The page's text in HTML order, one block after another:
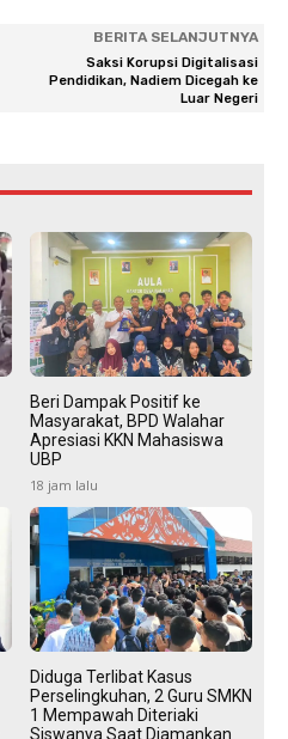
BERITA SELANJUTNYA
Saksi Korupsi Digitalisasi
Pendidikan, Nadiem Dicegah ke
Luar Negeri
Beri Dampak Positif ke
Masyarakat, BPD Walahar
Apresiasi KKN Mahasiswa
UBP
18 jam lalu
Diduga Terlibat Kasus
Perselingkuhan, 2 Guru SMKN
1 Mempawah Diteriaki
Siswanya Saat Diamankan